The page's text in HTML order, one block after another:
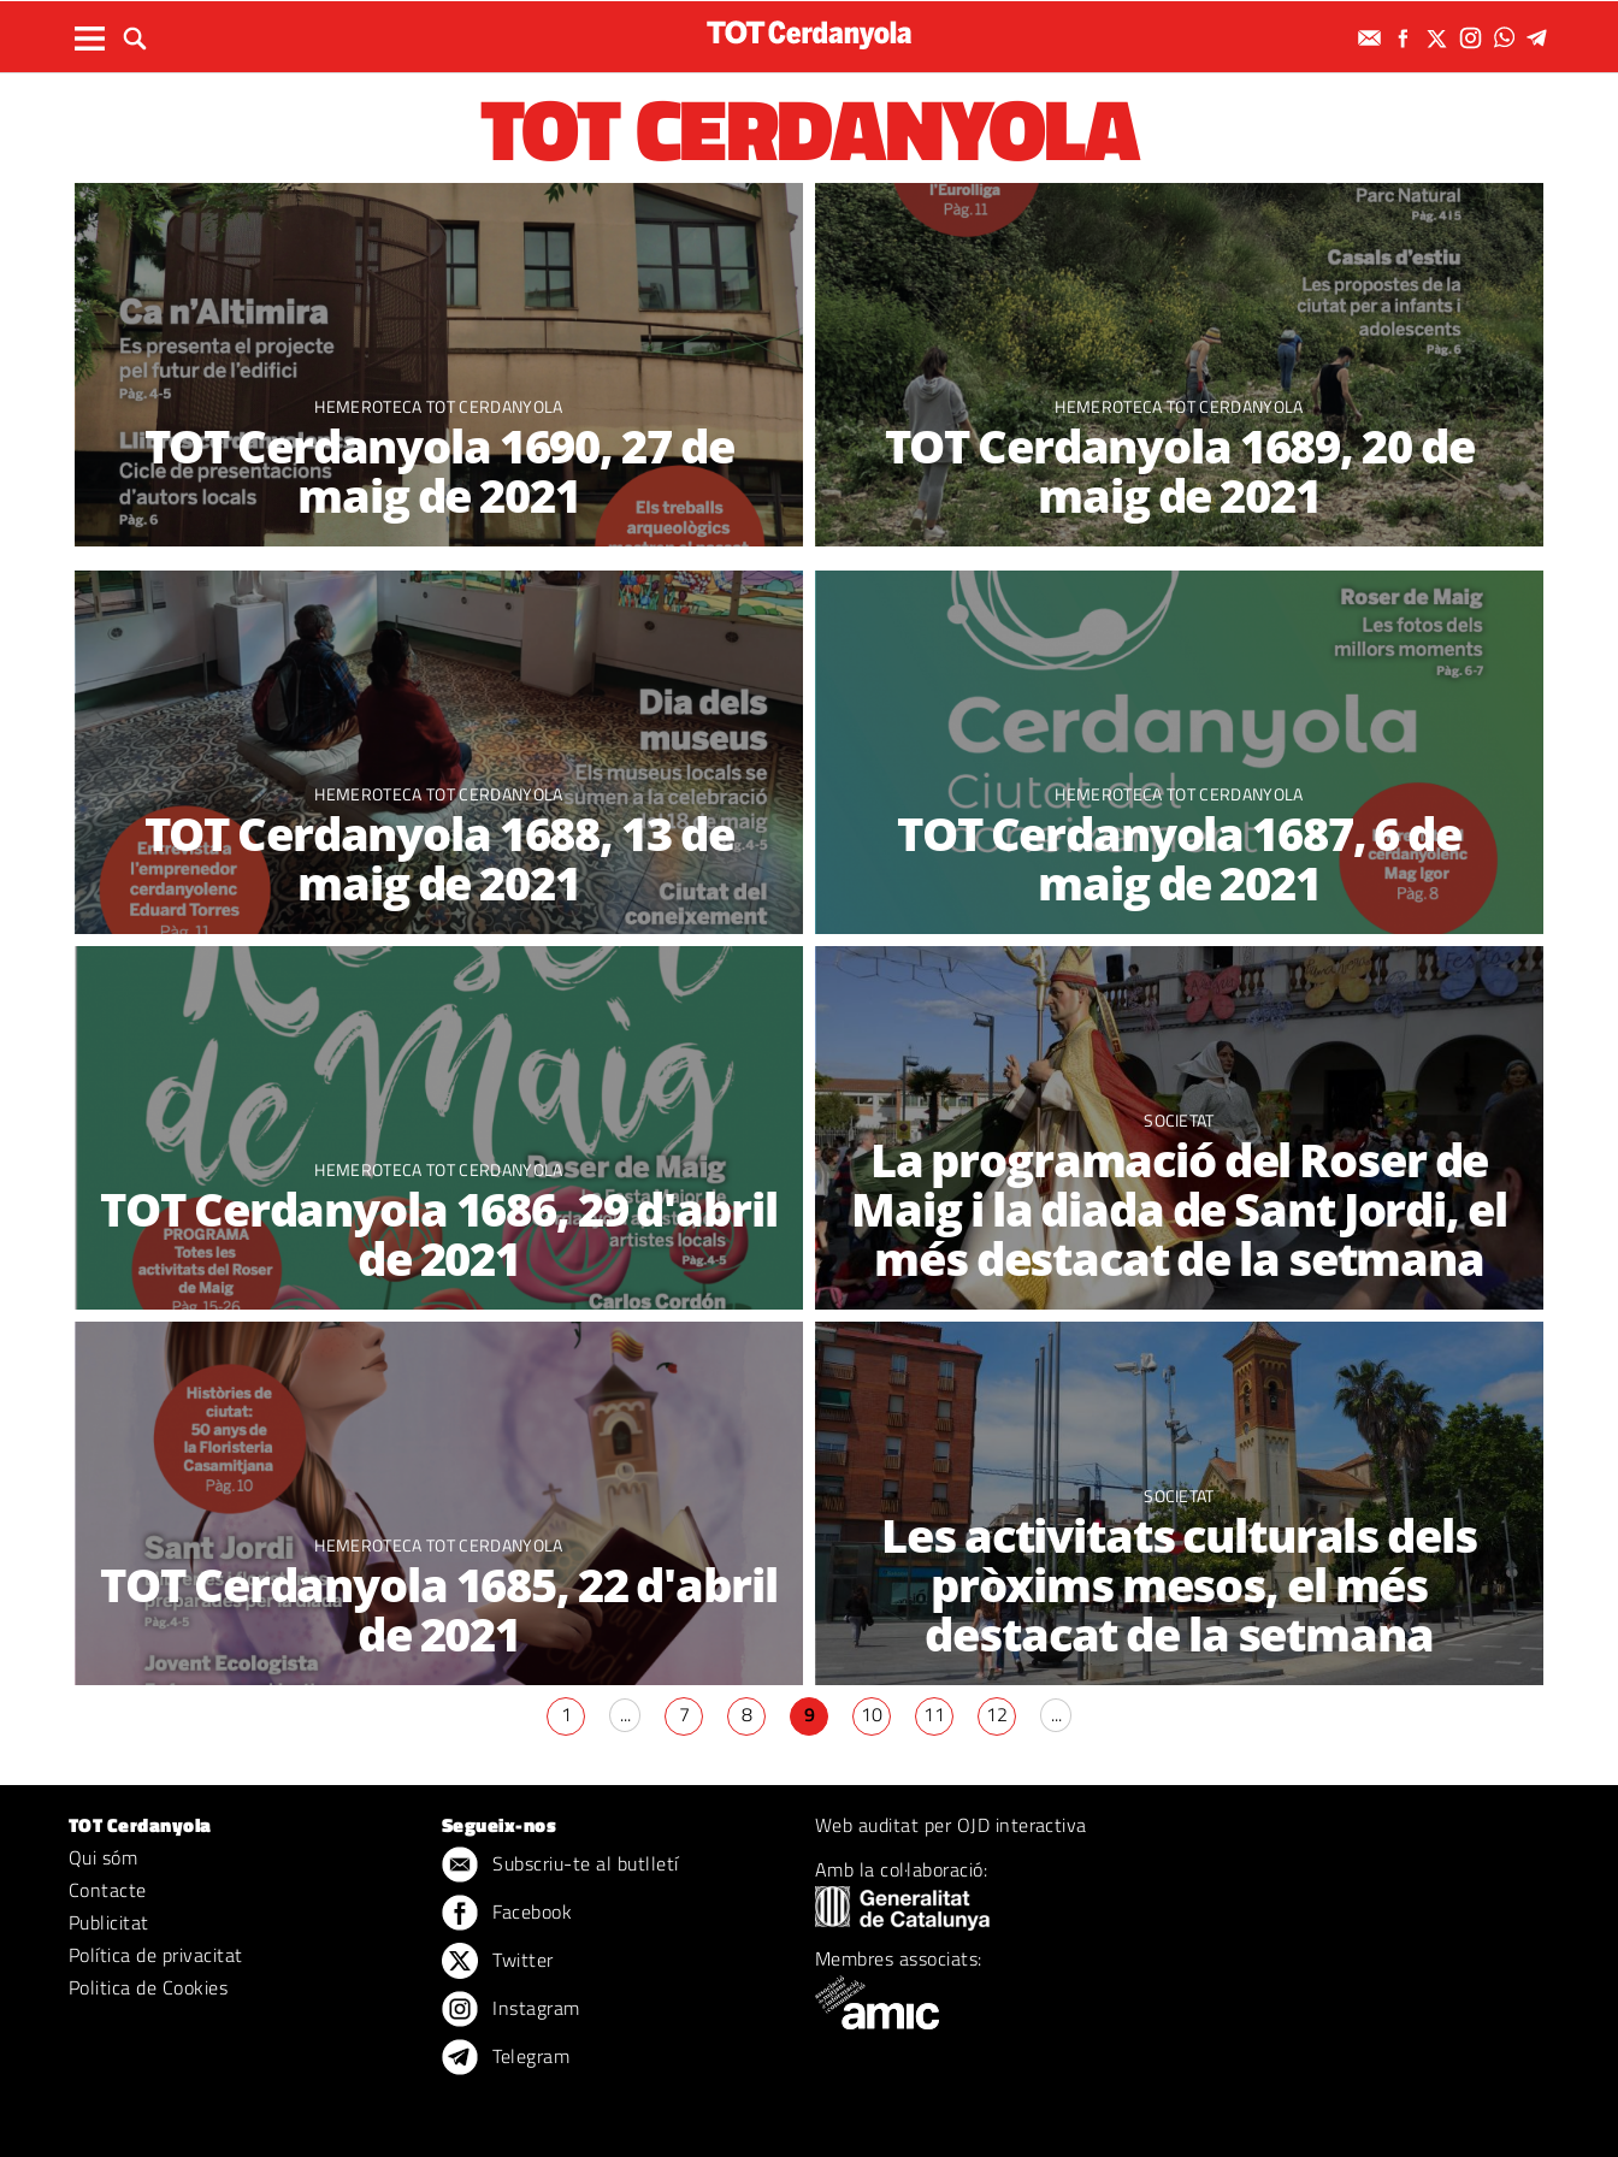
TOT CERDANYOLA
HEMEROTECA TOT CERDANYOLA
TOT Cerdanyola 1690, 27 de
maig de 2021
HEMEROTECA TOT CERDANYOLA
TOT Cerdanyola 1689, 20 de
maig de 2021
HEMEROTECA TOT CERDANYOLA
TOT Cerdanyola 1688, 13 de
maig de 2021
HEMEROTECA TOT CERDANYOLA
TOT Cerdanyola 1687, 6 de
maig de 2021
HEMEROTECA TOT CERDANYOLA
TOT Cerdanyola 1686, 29 d'abril
de 2021
SOCIETAT
La programació del Roser de
Maig i la diada de Sant Jordi, el
més destacat de la setmana
HEMEROTECA TOT CERDANYOLA
TOT Cerdanyola 1685, 22 d'abril
de 2021
SOCIETAT
Les activitats culturals dels
pròxims mesos, el més
destacat de la setmana
1 ... 7 8 9 10 11 12 ...
TOT Cerdanyola
Qui sóm
Contacte
Publicitat
Política de privacitat
Politica de Cookies
Segueix-nos
Subscriu-te al butlletí
Facebook
Twitter
Instagram
Telegram
Web auditat per OJD interactiva
Amb la col·laboració:
Membres associats: